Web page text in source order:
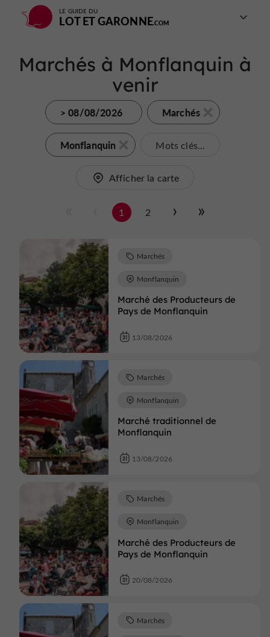
LE GUIDE DU
LOT ET GARONNE
Marchés à Monflanquin à
venir
> 08/08/2026 Marchés
Monflanquin Mots clés...
Afficher la carte
1 2
Marché des Producteurs de
Pays de Monflanquin
Marchés
Monflanquin
13/08/2026
Marché traditionnel de
Monflanquin
Marchés
Monflanquin
13/08/2026
Marché des Producteurs de
Pays de Monflanquin
Marchés
Monflanquin
20/08/2026
Marchés